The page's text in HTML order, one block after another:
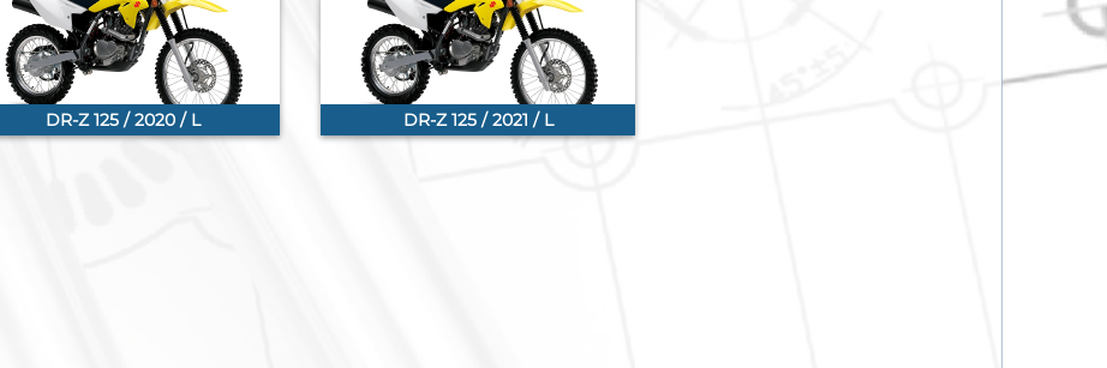
DR-Z 125 / 2020 / L DR-Z 125 / 2021 / L